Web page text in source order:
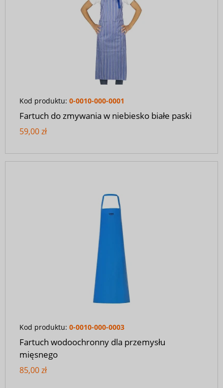
Kod produktu: 0-0010-000-0001
Fartuch do zmywania w niebiesko białe paski
59,00 zł
Kod produktu: 0-0010-000-0003
Fartuch wodoochronny dla przemysłu
mięsnego
85,00 zł